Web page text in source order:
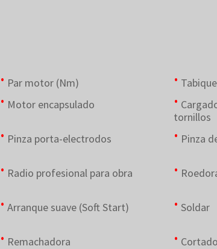
Par motor (Nm)
Motor encapsulado
tornillos
Pinza porta-electrodos Pinza
Radio profesional para obra
Arranque suave (Soft Start) Soldar
Remachadora